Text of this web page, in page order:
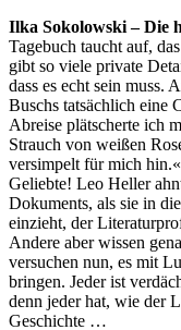
Ilka Sokolowski – Die
Tagebuch taucht auf,
gibt so viele private
dass es echt sein muss.
Buschs tatsächlich eine
Abreise plätscherte ich
Strauch von weißen
versimpelt für mich
Geliebte! Leo Heller
Dokuments, als sie in
einzieht, der
Andere aber wissen
versuchen nun, es mit
bringen. Jeder ist
denn jeder hat, wie der
Geschichte …